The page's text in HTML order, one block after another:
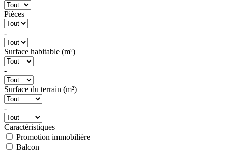
Pièces
-
Surface habitable (m²)
-
Surface du terrain (m²)
-
Caractéristiques
Promotion immobilière
Balcon